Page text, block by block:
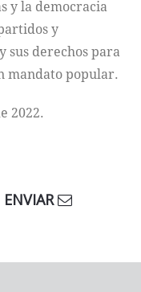
y la democracia
y
sus derechos para
mandato popular.
2022.
ENVIAR